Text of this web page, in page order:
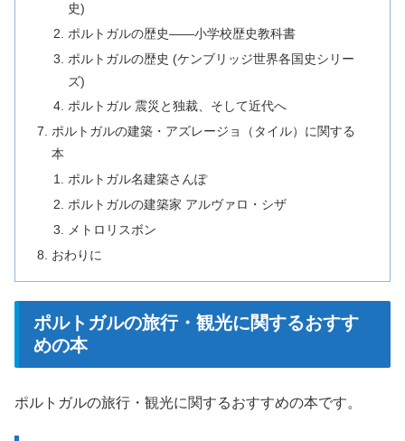
史)
ポルトガルの歴史――小学校歴史教科書
ポルトガルの歴史 (ケンブリッジ世界各国史シリー
ズ)
ポルトガル 震災と独裁、そして近代へ
ポルトガルの建築・アズレージョ（タイル）に関する
本
ポルトガル名建築さんぽ
ポルトガルの建築家 アルヴァロ・シザ
メトロリスボン
おわりに
ポルトガルの旅行・観光に関するおすす
めの本
ポルトガルの旅行・観光に関するおすすめの本です。